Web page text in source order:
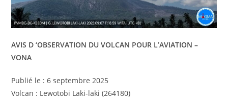
AVIS D ‘OBSERVATION DU VOLCAN POUR L’AVIATION –
VONA
Publié le : 6 septembre 2025
Volcan : Lewotobi Laki-laki (264180)